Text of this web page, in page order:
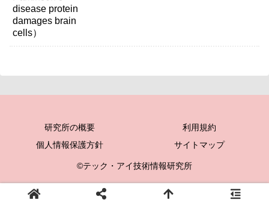
研究所の概要
利用規約
個人情報保護方針
サイトマップ
©テック・アイ技術情報研究所